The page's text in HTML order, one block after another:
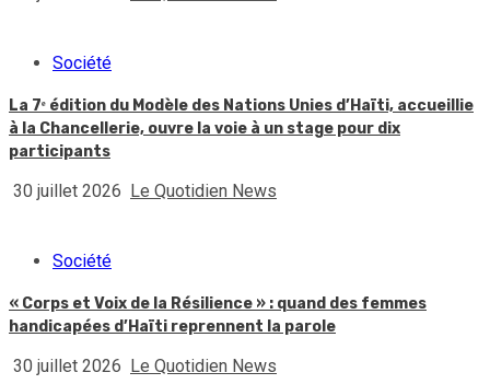
Société
La 7ᵉ édition du Modèle des Nations Unies d’Haïti, accueillie
à la Chancellerie, ouvre la voie à un stage pour dix
participants
30 juillet 2026 Le Quotidien News
Société
« Corps et Voix de la Résilience » : quand des femmes
handicapées d’Haïti reprennent la parole
30 juillet 2026 Le Quotidien News